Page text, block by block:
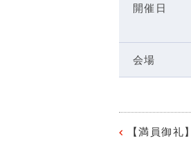
開催日
会場
【満員御